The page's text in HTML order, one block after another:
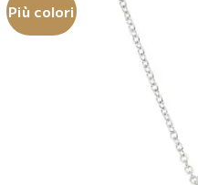
Più colori